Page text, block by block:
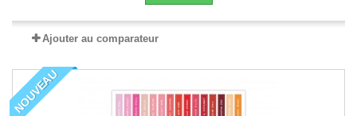
Ajouter au comparateur
NOUVEAU